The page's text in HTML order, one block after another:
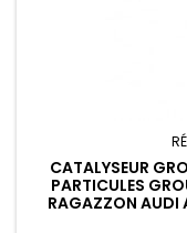
CATALYSEUR
PARTICULES
RAGAZZON